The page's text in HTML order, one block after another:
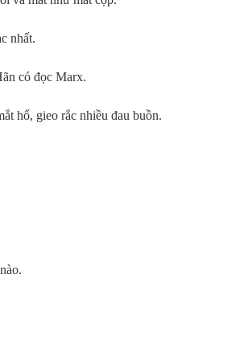
nhất.
có đọc Marx.
hổ, gieo rắc nhiều đau buồn.